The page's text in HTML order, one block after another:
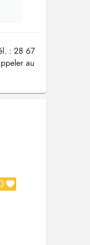
: 28 67
au
merci
pode